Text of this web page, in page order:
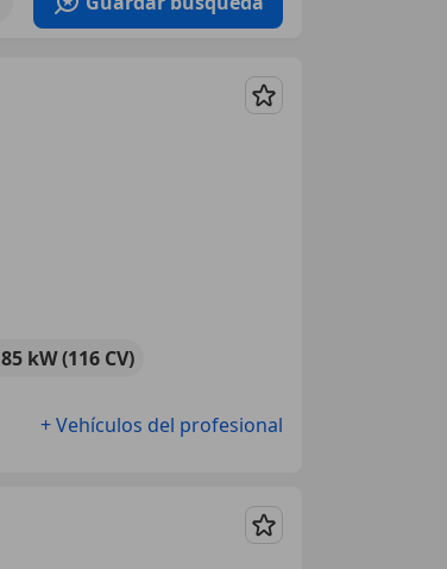
Guardar
85 kW (116 CV)
+ Vehículos del profesional
Guardar